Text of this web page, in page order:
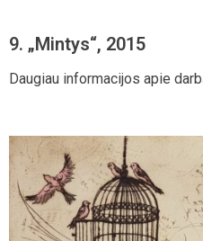
9. „Mintys“, 2015
Daugiau informacijos apie